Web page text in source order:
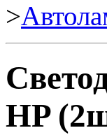
>
HP